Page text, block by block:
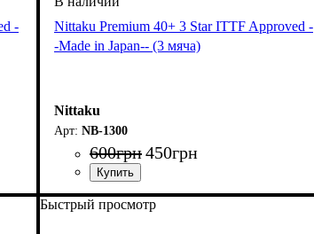
-
Nittaku Premium 40+ 3 Star ITTF Approved -
-Made in Japan-- (3 мяча)
Nittaku
NB-1300
600грн450грн
Быстрый просмотр